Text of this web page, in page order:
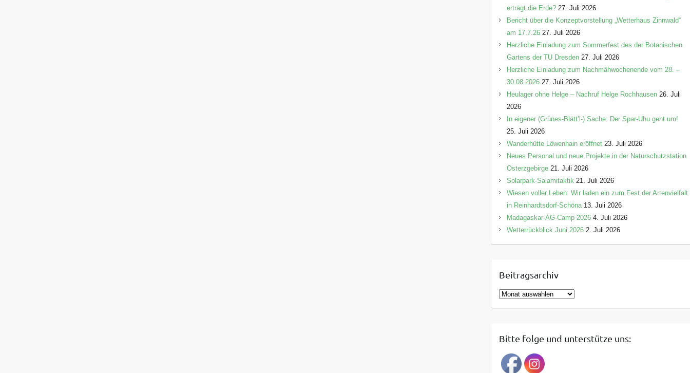
erträgt die Erde? 27. Juli 2026
Bericht über die Konzeptvorstellung „Wetterhaus Zinnwald“
am 17.7.26 27. Juli 2026
Herzliche Einladung zum Sommerfest des der Botanischen
Gartens der TU Dresden 27. Juli 2026
Herzliche Einladung zum Nachmähwochenende vom 28. –
30.08.2026 27. Juli 2026
Heulager ohne Helge – Nachruf Helge Rochhausen 26. Juli
2026
In eigener (Grünes-Blätt’l-) Sache: Der Spar-Uhu geht um!
25. Juli 2026
Wanderhütte Löwenhain eröffnet 23. Juli 2026
Neues Personal und neue Projekte in der Naturschutzstation
Osterzgebirge 21. Juli 2026
Solarpark-Salamitaktik 21. Juli 2026
Wiesen voller Leben: Wir laden ein zum Fest der Artenvielfalt
in Reinhardtsdorf-Schöna 13. Juli 2026
Madagaskar-AG-Camp 2026 4. Juli 2026
Wetterrückblick Juni 2026 2. Juli 2026
Beitragsarchiv
B
e
r
g
Bitte folge und unterstütze uns: